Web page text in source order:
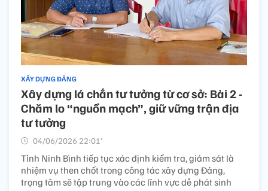
XÂY DỰNG ĐẢNG
Xây dựng lá chắn tư tưởng từ cơ sở: Bài 2 -
Chăm lo “nguồn mạch”, giữ vững trận địa
tư tưởng
04/06/2026 22:01’
Tỉnh Ninh Bình tiếp tục xác định kiểm tra, giám sát là
nhiệm vụ then chốt trong công tác xây dựng Đảng,
trọng tâm sẽ tập trung vào các lĩnh vực dễ phát sinh